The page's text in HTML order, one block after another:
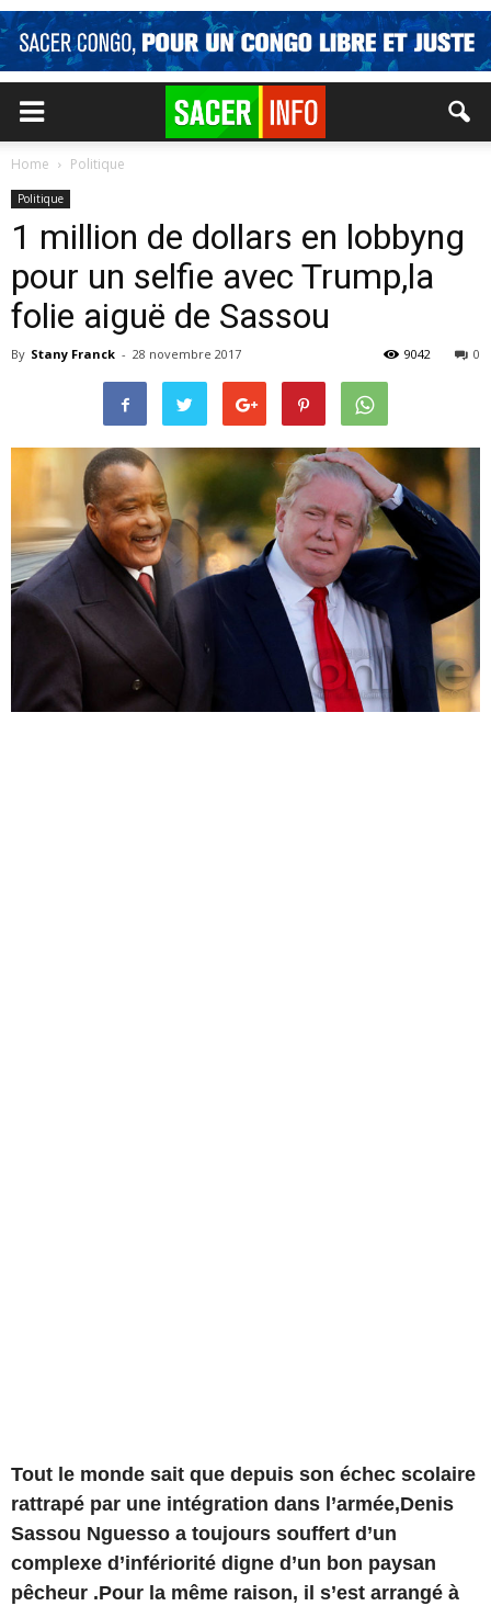
Home Politique
Politique
1 million de dollars en lobbyng
pour un selfie avec Trump,la
folie aiguë de Sassou
By Stany Franck - 28 novembre 2017 0
9042
Tout le monde sait que depuis son échec scolaire
rattrapé par une intégration dans l’armée,Denis
Sassou Nguesso a toujours souffert d’un
complexe d’infériorité digne d’un bon paysan
pêcheur .Pour la même raison, il s’est arrangé à